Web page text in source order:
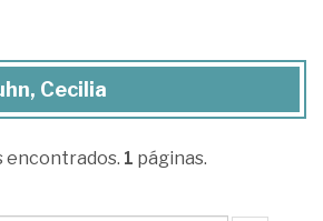
Cecilia
encontrados. 1 páginas.